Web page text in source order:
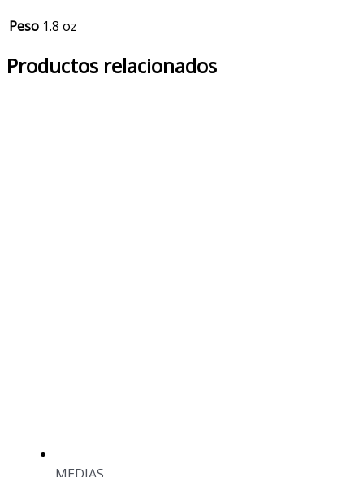
Peso 1.8 oz
Productos relacionados